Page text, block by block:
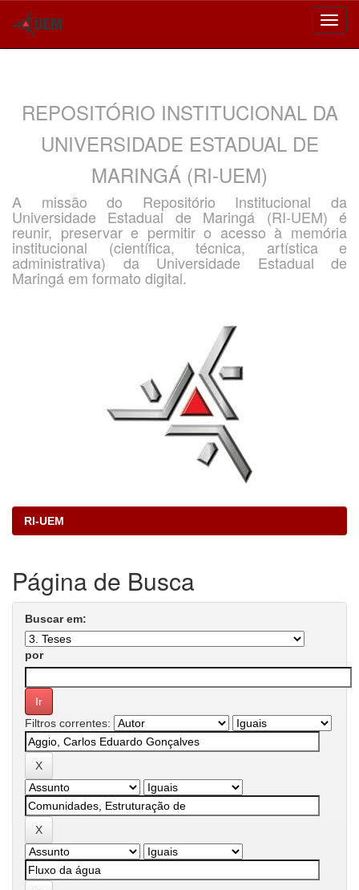
REPOSITÓRIO INSTITUCIONAL DA
UNIVERSIDADE ESTADUAL DE
MARINGÁ (RI-UEM)
A missão do Repositório Institucional da
Universidade Estadual de Maringá (RI-UEM) é
reunir, preservar e permitir o acesso à memória
institucional (científica, técnica, artística e
administrativa) da Universidade Estadual de
Maringá em formato digital.
RI-UEM
Página de Busca
Buscar em:
por
Filtros correntes: